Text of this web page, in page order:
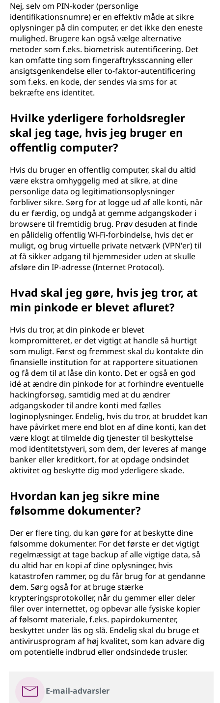
Nej, selv om PIN-koder (personlige
identifikationsnumre) er en effektiv måde at sikre
oplysninger på din computer, er det ikke den eneste
mulighed. Brugere kan også vælge alternative
metoder som f.eks. biometrisk autentificering. Det
kan omfatte ting som fingeraftryksscanning eller
ansigtsgenkendelse eller to-faktor-autentificering
som f.eks. en kode, der sendes via sms for at
bekræfte ens identitet.
Hvilke yderligere forholdsregler
skal jeg tage, hvis jeg bruger en
offentlig computer?
Hvis du bruger en offentlig computer, skal du altid
være ekstra omhyggelig med at sikre, at dine
personlige data og legitimationsoplysninger
forbliver sikre. Sørg for at logge ud af alle konti, når
du er færdig, og undgå at gemme adgangskoder i
browsere til fremtidig brug. Prøv desuden at finde
en pålidelig offentlig Wi-Fi-forbindelse, hvis det er
muligt, og brug virtuelle private netværk (VPN'er) til
at få sikker adgang til hjemmesider uden at skulle
afsløre din IP-adresse (Internet Protocol).
Hvad skal jeg gøre, hvis jeg tror, at
min pinkode er blevet afluret?
Hvis du tror, at din pinkode er blevet
kompromitteret, er det vigtigt at handle så hurtigt
som muligt. Først og fremmest skal du kontakte din
finansielle institution for at rapportere situationen
og få dem til at låse din konto. Det er også en god
idé at ændre din pinkode for at forhindre eventuelle
hackingforsøg, samtidig med at du ændrer
adgangskoder til andre konti med fælles
loginoplysninger. Endelig, hvis du tror, at bruddet kan
have påvirket mere end blot en af dine konti, kan det
være klogt at tilmelde dig tjenester til beskyttelse
mod identitetstyveri, som dem, der leveres af mange
banker eller kreditkort, for at opdage ondsindet
aktivitet og beskytte dig mod yderligere skade.
Hvordan kan jeg sikre mine
følsomme dokumenter?
Der er flere ting, du kan gøre for at beskytte dine
følsomme dokumenter. For det første er det vigtigt
regelmæssigt at tage backup af alle vigtige data, så
du altid har en kopi af dine oplysninger, hvis
katastrofen rammer, og du får brug for at gendanne
dem. Sørg også for at bruge stærke
krypteringsprotokoller, når du gemmer eller deler
filer over internettet, og opbevar alle fysiske kopier
af følsomt materiale, f.eks. papirdokumenter,
beskyttet under lås og slå. Endelig skal du bruge et
antivirusprogram af høj kvalitet, som kan advare dig
om potentielle indbrud eller ondsindede trusler.
E-mail-advarsler